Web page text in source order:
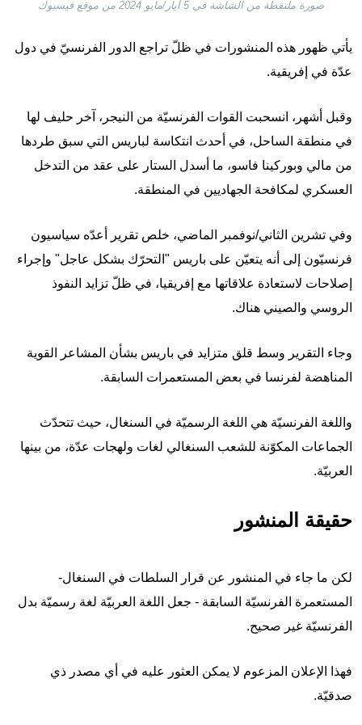
صورة ملتقطة من الشاشة في 5 أيار/مايو 2024 من موقع فيسبوك
يأتي ظهور هذه المنشورات في ظلّ تراجع الدور الفرنسيّ في دول
عدّة في إفريقية.
وقبل أشهر، انسحبت القوات الفرنسيّة من النيجر، آخر حليف لها
في منطقة الساحل، في أحدث انتكاسة لباريس التي سبق طردها
من مالي وبوركينا فاسو، ما أسدل الستار على عقد من التدخل
العسكري لمكافحة الجهاديين في المنطقة.
وفي تشرين الثاني/نوفمبر الماضي، خلص تقرير أعدّه سياسيون
فرنسيّون إلى أنه يتعيّن على باريس "التحرّك بشكل عاجل" وإجراء
إصلاحات لاستعادة علاقاتها مع إفريقيا، في ظلّ تزايد النفوذ
الروسي والصيني هناك.
وجاء التقرير وسط قلق متزايد في باريس بشأن المشاعر القوية
المناهضة لفرنسا في بعض المستعمرات السابقة.
واللغة الفرنسيّة هي اللغة الرسميّة في السنغال، حيث تتحدّث
الجماعات المكوّنة للشعب السنغالي لغات ولهجات عدّة، من بينها
العربيّة.
حقيقة المنشور
لكن ما جاء في المنشور عن قرار السلطات في السنغال-
المستعمرة الفرنسيّة السابقة - جعل اللغة العربيّة لغة رسميّة بدل
الفرنسيّة غير صحيح.
فهذا الإعلان المزعوم لا يمكن العثور عليه في أي مصدر ذي
صدقيّة.